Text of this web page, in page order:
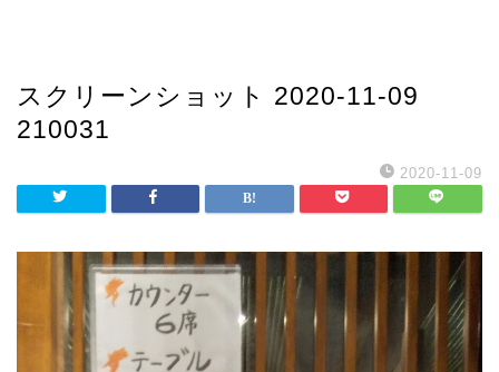
スクリーンショット 2020-11-09
210031
2020-11-09